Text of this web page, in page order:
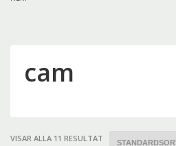
cam
VISAR ALLA 11 RESULTAT